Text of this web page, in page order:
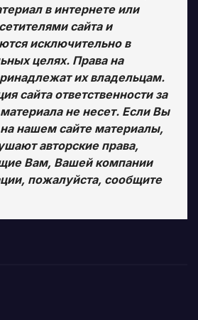
в интернете или
сайта и
исключительно в
целях. Права на
их владельцам.
сайта ответственности за
не несет. Если Вы
нашем сайте материалы,
авторские права,
Вам, Вашей компании
пожалуйста, сообщите